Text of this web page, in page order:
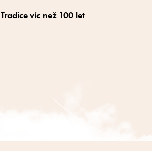
Tradice víc než 100 let